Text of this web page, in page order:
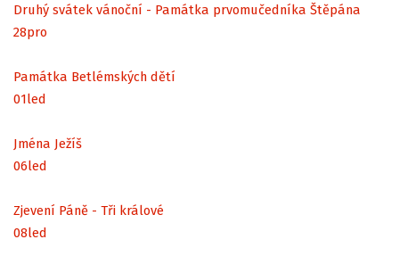
Druhý svátek vánoční - Památka prvomučedníka Štěpána
28pro
Památka Betlémských dětí
01led
Jména Ježíš
06led
Zjevení Páně - Tři králové
08led